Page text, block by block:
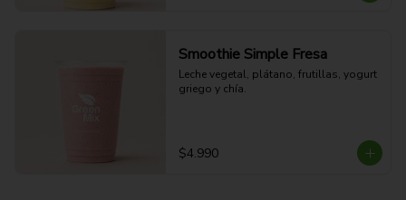
Smoothie Simple Fresa
Leche vegetal, plátano, frutillas, yogurt
griego y chía.
$4.990